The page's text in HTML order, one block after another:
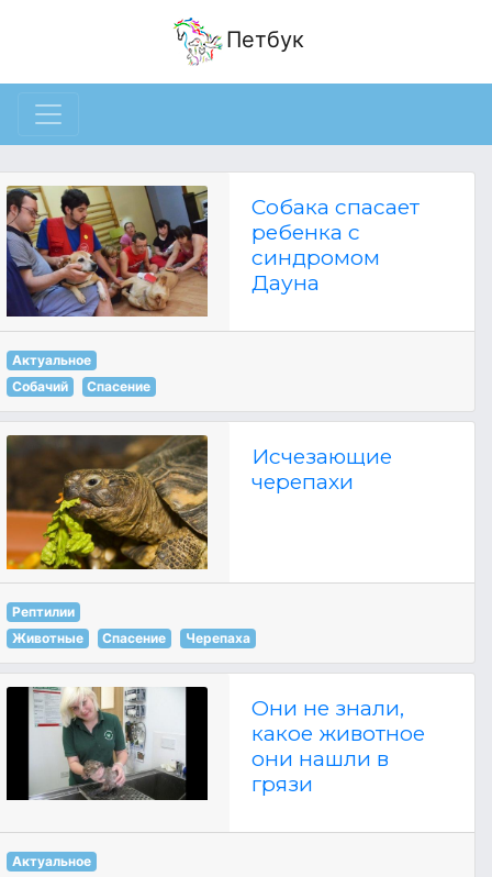
Петбук
Собака спасает
ребенка с
синдромом
Дауна
Актуальное
Собачий
Спасение
Исчезающие
черепахи
Рептилии
Животные
Спасение Черепаха
Они не знали,
какое животное
они нашли в
грязи
Актуальное